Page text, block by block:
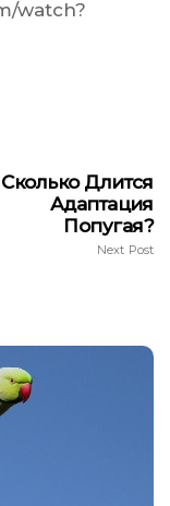
watch?
Сколько Длится
Адаптация
Попугая?
Next Post